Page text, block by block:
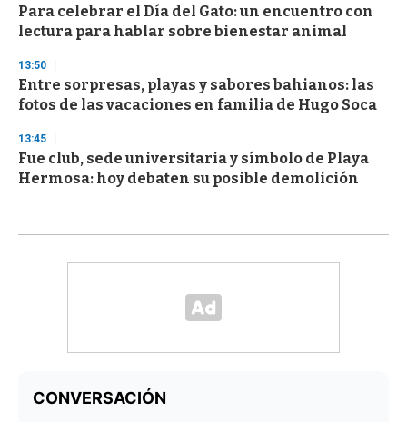
Para celebrar el Día del Gato: un encuentro con
lectura para hablar sobre bienestar animal
13:50
Entre sorpresas, playas y sabores bahianos: las
fotos de las vacaciones en familia de Hugo Soca
13:45
Fue club, sede universitaria y símbolo de Playa
Hermosa: hoy debaten su posible demolición